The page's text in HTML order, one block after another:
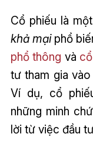
Cổ phiếu là
khả mạiphổ
phổ thông và
tư tham gia
Ví dụ, cổ
những minh
lời từ việc đầu